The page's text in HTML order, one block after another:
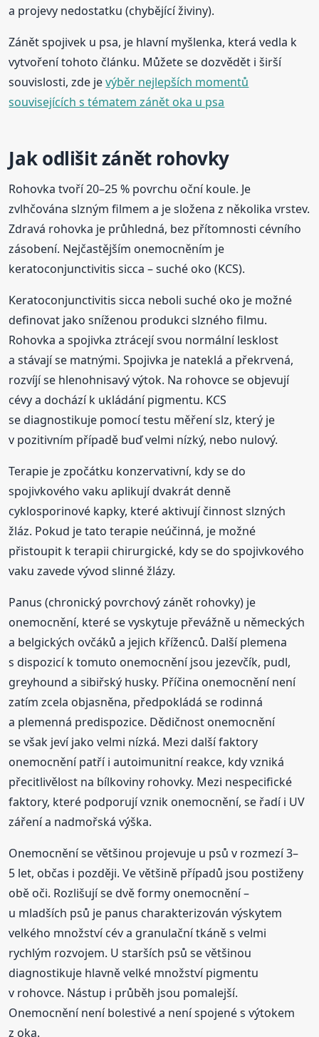
a projevy nedostatku (chybějící živiny).
Zánět spojivek u psa, je hlavní myšlenka, která vedla k
vytvoření tohoto článku. Můžete se dozvědět i širší
souvislosti, zde jevýběr nejlepších momentů
souvisejících s tématem zánět oka u psa
Jak odlišit zánět rohovky
Rohovka tvoří 20–25 % povrchu oční koule. Je
zvlhčována slzným filmem a je složena z několika vrstev.
Zdravá rohovka je průhledná, bez přítomnosti cévního
zásobení. Nejčastějším onemocněním je
keratoconjunctivitis sicca – suché oko (KCS).
Keratoconjunctivitis sicca neboli suché oko je možné
definovat jako sníženou produkci slzného filmu.
Rohovka a spojivka ztrácejí svou normální lesklost
a stávají se matnými. Spojivka je nateklá a překrvená,
rozvíjí se hlenohnisavý výtok. Na rohovce se objevují
cévy a dochází k ukládání pigmentu. KCS
se diagnostikuje pomocí testu měření slz, který je
v pozitivním případě buď velmi nízký, nebo nulový.
Terapie je zpočátku konzervativní, kdy se do
spojivkového vaku aplikují dvakrát denně
cyklosporinové kapky, které aktivují činnost slzných
žláz. Pokud je tato terapie neúčinná, je možné
přistoupit k terapii chirurgické, kdy se do spojivkového
vaku zavede vývod slinné žlázy.
Panus (chronický povrchový zánět rohovky) je
onemocnění, které se vyskytuje převážně u německých
a belgických ovčáků a jejich kříženců. Další plemena
s dispozicí k tomuto onemocnění jsou jezevčík, pudl,
greyhound a sibiřský husky. Příčina onemocnění není
zatím zcela objasněna, předpokládá se rodinná
a plemenná predispozice. Dědičnost onemocnění
se však jeví jako velmi nízká. Mezi další faktory
onemocnění patří i autoimunitní reakce, kdy vzniká
přecitlivělost na bílkoviny rohovky. Mezi nespecifické
faktory, které podporují vznik onemocnění, se řadí i UV
záření a nadmořská výška.
Onemocnění se většinou projevuje u psů v rozmezí 3–
5 let, občas i později. Ve většině případů jsou postiženy
obě oči. Rozlišují se dvě formy onemocnění –
u mladších psů je panus charakterizován výskytem
velkého množství cév a granulační tkáně s velmi
rychlým rozvojem. U starších psů se většinou
diagnostikuje hlavně velké množství pigmentu
v rohovce. Nástup i průběh jsou pomalejší.
Onemocnění není bolestivé a není spojené s výtokem
z oka.